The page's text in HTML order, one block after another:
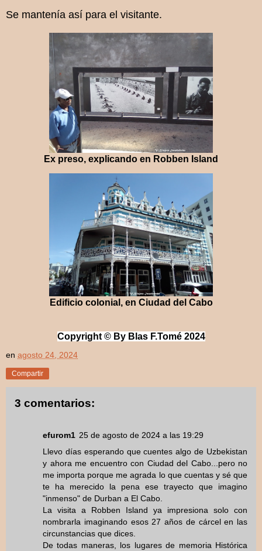
Se mantenía así para el visitante.
Ex preso, explicando en Robben Island
Edificio colonial, en Ciudad del Cabo
Copyright © By Blas F.Tomé 2024
en agosto 24, 2024
Compartir
3 comentarios:
efurom1 25 de agosto de 2024 a las 19:29
Llevo días esperando que cuentes algo de Uzbekistan
y ahora me encuentro con Ciudad del Cabo...pero no
me importa porque me agrada lo que cuentas y sé que
te ha merecido la pena ese trayecto que imagino
"inmenso" de Durban a El Cabo.
La visita a Robben Island ya impresiona solo con
nombrarla imaginando esos 27 años de cárcel en las
circunstancias que dices.
De todas maneras, los lugares de memoria Histórica